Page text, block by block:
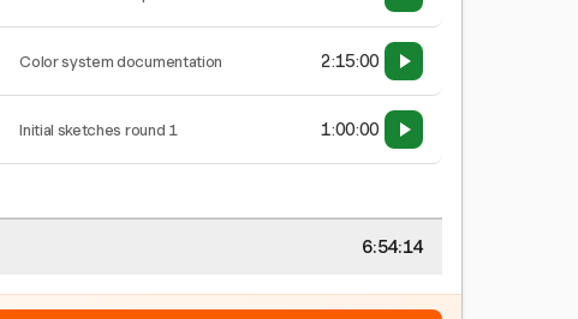
Color system documentation 2:15:00
Initial sketches round 1 1:00:00
6:54:15